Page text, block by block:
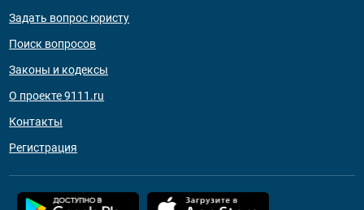
Задать вопрос юристу
Поиск вопросов
Законы и кодексы
О проекте 9111.ru
Контакты
Регистрация